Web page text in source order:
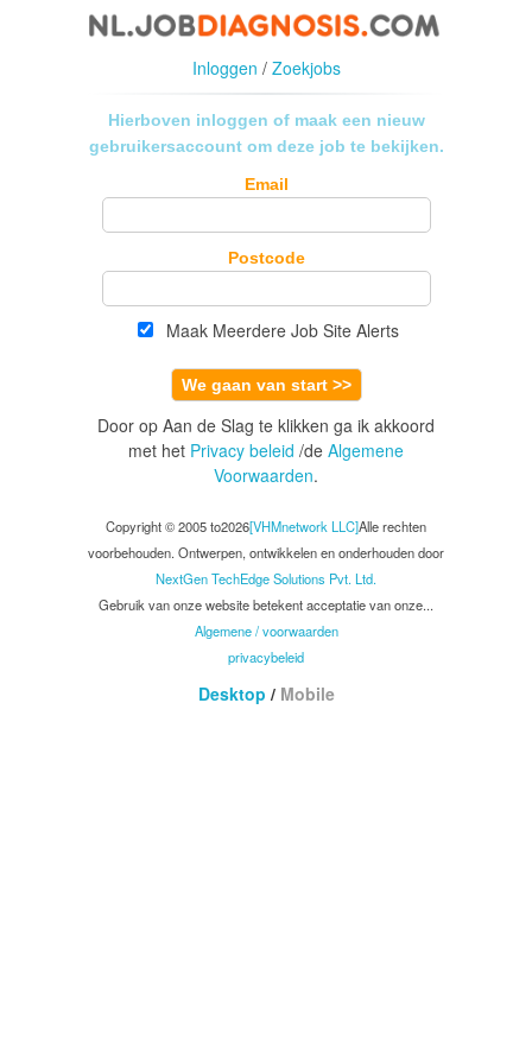
Inloggen / Zoekjobs
Hierboven inloggen of maak een nieuw
gebruikersaccount om deze job te bekijken.
Email
Postcode
Maak Meerdere Job Site Alerts
We gaan van start >>
Door op Aan de Slag te klikken ga ik akkoord
met het Privacy beleid /de Algemene
Voorwaarden.
Copyright © 2005 to2026[VHMnetwork LLC]Alle rechten
voorbehouden. Ontwerpen, ontwikkelen en onderhouden door
NextGen TechEdge Solutions Pvt. Ltd.
Gebruik van onze website betekent acceptatie van onze...
Algemene / voorwaarden
privacybeleid
Desktop / Mobile